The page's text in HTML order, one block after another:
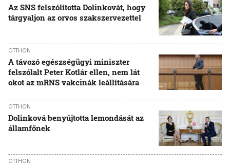
Az SNS felszólította Dolinkovát, hogy
tárgyaljon az orvos szakszervezettel
OTTHON
A távozó egészségügyi miniszter
felszólalt Peter Kotlár ellen, nem lát
okot az mRNS vakcinák leállítására
OTTHON
Dolinková benyújtotta lemondását az
államfőnek
OTTHON